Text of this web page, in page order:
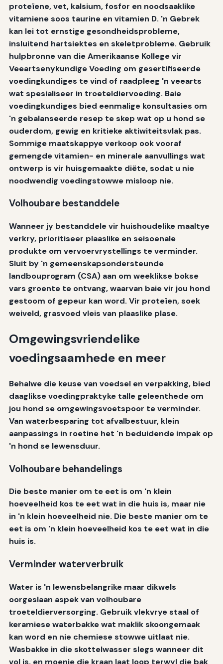
proteïene, vet, kalsium, fosfor en noodsaaklike
vitamiene soos taurine en vitamien D. 'n Gebrek
kan lei tot ernstige gesondheidsprobleme,
insluitend hartsiektes en skeletprobleme. Gebruik
hulpbronne van die Amerikaanse Kollege vir
Veeartsenykundige Voeding om gesertifiseerde
voedingkundiges te vind of raadpleeg 'n veearts
wat spesialiseer in troeteldiervoeding. Baie
voedingkundiges bied eenmalige konsultasies om
'n gebalanseerde resep te skep wat op u hond se
ouderdom, gewig en kritieke aktiwiteitsvlak pas.
Sommige maatskappye verkoop ook vooraf
gemengde vitamien- en minerale aanvullings wat
ontwerp is vir huisgemaakte diëte, sodat u nie
noodwendig voedingstowwe misloop nie.
Volhoubare bestanddele
Wanneer jy bestanddele vir huishoudelike maaltye
verkry, prioritiseer plaaslike en seisoenale
produkte om vervoervrystellings te verminder.
Sluit by 'n gemeenskapsondersteunde
landbouprogram (CSA) aan om weeklikse bokse
vars groente te ontvang, waarvan baie vir jou hond
gestoom of gepeur kan word. Vir proteïen, soek
weiveld, grasvoed vleis van plaaslike plase.
Omgewingsvriendelike
voedingsaamhede en meer
Behalwe die keuse van voedsel en verpakking, bied
daaglikse voedingpraktyke talle geleenthede om
jou hond se omgewingsvoetspoor te verminder.
Van waterbesparing tot afvalbestuur, klein
aanpassings in roetine het 'n beduidende impak op
'n hond se lewensduur.
Volhoubare behandelings
Die beste manier om te eet is om 'n klein
hoeveelheid kos te eet wat in die huis is, maar nie
in 'n klein hoeveelheid nie. Die beste manier om te
eet is om 'n klein hoeveelheid kos te eet wat in die
huis is.
Verminder waterverbruik
Water is 'n lewensbelangrike maar dikwels
oorgeslaan aspek van volhoubare
troeteldierversorging. Gebruik vlekvrye staal of
keramiese waterbakke wat maklik skoongemaak
kan word en nie chemiese stowwe uitlaat nie.
Wasbakke in die skottelwasser slegs wanneer dit
vol is, en moenie die kraan laat loop terwyl die bak